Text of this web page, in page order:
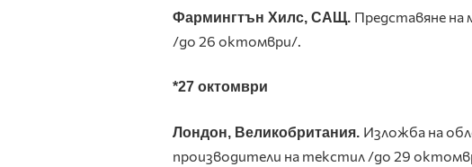
Фармингтън Хилс, САЩ. Представяне на
/до 26 октомври/.
*27 октомври
Лондон, Великобритания. Изложба на
производители на текстил /до 29